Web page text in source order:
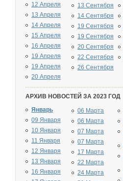
12 Апреля
13 Апреля
14 Апреля
15 Апреля
16 Апреля
19 Апреля
19 Апреля
20 Апреля
13 Сентября
14 Сентября
19 Сентября
19 Сентября
20 Сентября
22 Сентября
26 Сентября
АРХИВ НОВОСТЕЙ ЗА 2023 ГОД
Январь
09 Января
10 Января
11 Января
12 Января
13 Января
16 Января
06 Марта
06 Марта
07 Марта
07 Марта
17 Марта
22 Марта
24 Марта